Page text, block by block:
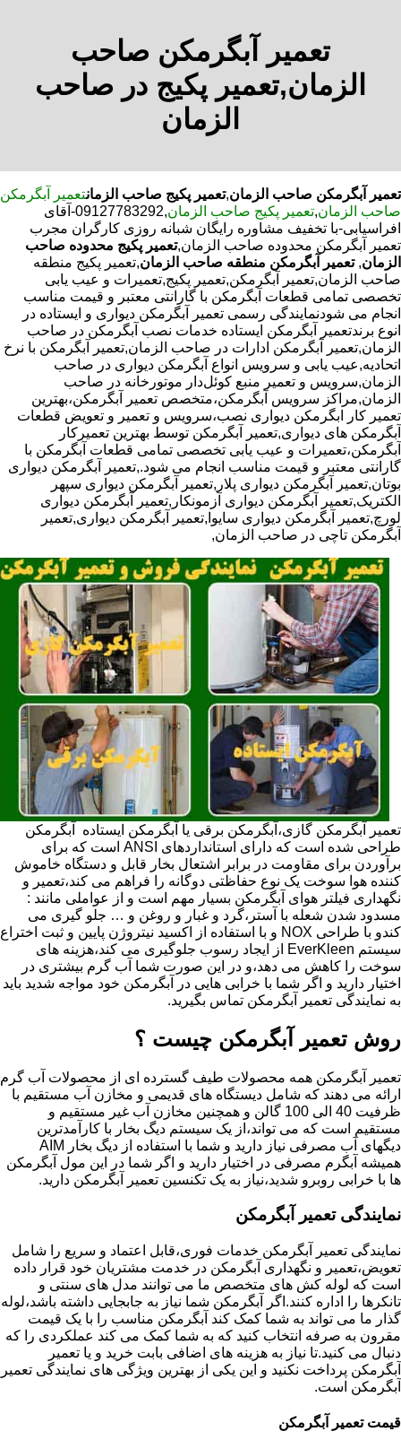
تعمیر آبگرمکن صاحب
الزمان,تعمیر پکیج در صاحب
الزمان
تعمیر آبگرمکن صاحب الزمان,تعمیر پکیج صاحب الزمانتعمیر آبگرمکن
صاحب الزمان,تعمیر پکیج صاحب الزمان
,09127783292-آقای
افراسیابی-با تخفیف مشاوره رایگان شبانه روزی کارگران مجرب
تعمیر آبگرمکن محدوده صاحب الزمان,تعمیر پکیج محدوده صاحب
الزمان, تعمیر آبگرمکن منطقه صاحب الزمان,تعمیر پکیج منطقه
صاحب الزمان,تعمیر آبگرمکن,تعمیر پکیج,تعمیرات و عیب یابی
تخصصی تمامی قطعات آبگرمکن با گارانتی معتبر و قیمت مناسب
انجام می شودنمایندگی رسمی تعمیر آبگرمکن دیواری و ایستاده در
انوع برندتعمیر آبگرمکن ایستاده خدمات نصب آبگرمکن در صاحب
الزمان,تعمیر آبگرمکن ادارات در صاحب الزمان,تعمیر آبگرمکن با نرخ
اتحادیه,عیب یابی و سرویس انواع آبگرمکن دیواری در صاحب
الزمان,سرویس و تعمیر منبع کوئل‌دار موتورخانه در صاحب
الزمان,مراکز سرویس آبگرمکن،متخصص تعمیر آبگرمکن،بهترین
تعمیر کار ابگرمکن دیواری نصب،سرویس و تعمیر و تعویض قطعات
آبگرمکن های دیواری,تعمیر آبگرمکن توسط بهترین تعمیرکار
آبگرمکن،تعمیرات و عیب یابی تخصصی تمامی قطعات آبگرمکن با
گارانتی معتبر و قیمت مناسب انجام می شود.,تعمیر آبگرمکن دیواری
بوتان,تعمیر آبگرمکن دیواری پلار,تعمیر آبگرمکن دیواری سپهر
الکتریک,تعمیر آبگرمکن دیواری آزمونکار,تعمیر آبگرمکن دیواری
لورچ,تعمیر آبگرمکن دیواری سایوا,تعمیر آبگرمکن دیواری,تعمیر
آبگرمکن تاچی در صاحب الزمان,
تعمیر آبگرمکن گازی،آبگرمکن برقی یا آبگرمکن ایستاده ​ آبگرمکن
طراحی شده است که دارای استانداردهای ANSI است که برای
برآوردن برای مقاومت در برابر اشتعال بخار قابل و دستگاه خاموش
کننده هوا سوخت یک نوع حفاظتی دوگانه را فراهم می کند،تعمیر و
نگهداری فیلتر هوای آبگرمکن بسیار مهم است و از عواملی مانند :
مسدود شدن شعله با آستر،گرد و غبار و روغن و … جلو گیری می
کندو با طراحی NOX و با استفاده از اکسید نیتروژن پایین و ثبت اختراع
سیستم EverKleen از ایجاد رسوب جلوگیری می کند،هزینه های
سوخت را کاهش می دهد،و در این صورت شما آب گرم بیشتری در
اختیار دارید و اگر شما با خرابی هایی در آبگرمکن خود مواجه شدید باید
به نمایندگی تعمیر آبگرمکن تماس بگیرید.
روش تعمیر آبگرمکن چیست ؟
تعمیر آبگرمکن همه محصولات طیف گسترده ای از محصولات آب گرم
ارائه می دهند که شامل دیستگاه های قدیمی و مخازن آب مستقیم با
ظرفیت 40 الی 100 گالن و همچنین مخازن آب غیر مستقیم و
مستقیم است که می تواند،از یک سیستم دیگ بخار با کارآمدترین
دیگهای آب مصرفی نیاز دارید و شما با استفاده از دیگ بخار AIM
همیشه آبگرم مصرفی در اختیار دارید و اگر شما در این مول آبگرمکن
ها با خرابی روبرو شدید،نیاز به یک تکنسین تعمیر آبگرمکن دارید.
نمایندگی تعمیر آبگرمکن
نمایندگی تعمیر آبگرمکن خدمات فوری،قابل اعتماد و سریع را شامل
تعویض،تعمیر و نگهداری آبگرمکن در خدمت مشتریان خود قرار داده
است که لوله کش های متخصص ما می توانند مدل های سنتی و
تانکرها را اداره کنند.اگر آبگرمکن شما نیاز به جابجایی داشته باشد،لوله
گذار ما می تواند به شما کمک کند آبگرمکن مناسب را با یک قیمت
مقرون به صرفه انتخاب کنید که به شما کمک می کند عملکردی را که
دنبال می کنید.تا نیاز به هزینه های اضافی بابت خرید و یا تعمیر
آبگرمکن پرداخت نکنید و این یکی از بهترین ویژگی های نمایندگی تعمیر
آبگرمکن است.
قیمت تعمیر آبگرمکن